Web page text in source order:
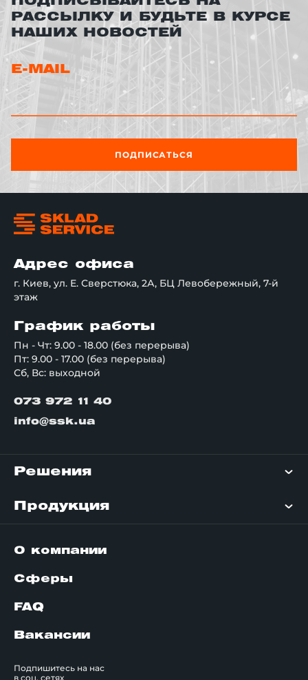
РАССЫЛКУ И БУДЬТЕ В КУРСЕ
НАШИХ НОВОСТЕЙ
E-MAIL
ПОДПИСАТЬСЯ
Адрес офиса
г. Киев, ул. Е. Сверстюка, 2А, БЦ Левобережный, 7-й
этаж
График работы
Пн - Чт: 9.00 - 18.00 (без перерыва)
Пт: 9.00 - 17.00 (без перерыва)
Сб, Вс: выходной
073 972 11 40
info@ssk.ua
Решения
Продукция
О компании
Сферы
FAQ
Вакансии
Подпишитесь на нас
в соц. сетях